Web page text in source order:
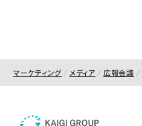
マーケティング メディア 広報会議